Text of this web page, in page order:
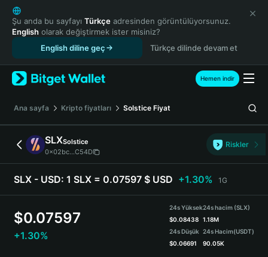
English
日本語
Tiếng Việt
Español (Latinoamérica)
Türkçe
Français
Deutsch
简体中文
繁體中文
Português (Portugal)
Bahasa Indonesia
ภาษาไทย
Español
Şu anda bu sayfayı Türkçe adresinden görüntülüyorsunuz.
English olarak değiştirmek ister misiniz?
English diline geç
Türkçe dilinde devam et
Hemen indir
Ana sayfa Kripto fiyatları Solstice Fiyat
SLXSolstice
0x02bc...C54D
Riskler
SLX - USD: 1 SLX = 0.07597 $ USD +1.30% 1G
$0.07597
+1.30%
24s Yüksek
$0.08438
24s Düşük
$0.06691
24s hacim (SLX)
1.18M
24s Hacim(USDT)
90.05K